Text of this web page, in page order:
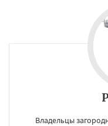
Владельцы